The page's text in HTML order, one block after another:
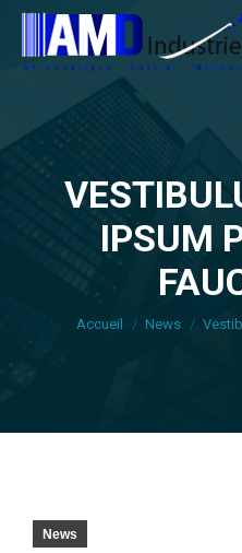
IPSUMVous
Accueil News
News